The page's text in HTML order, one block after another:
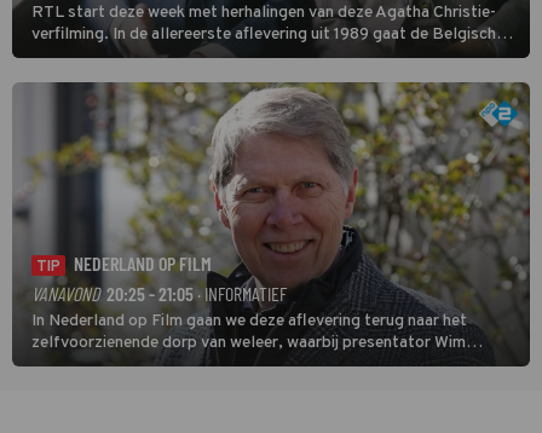
RTL start deze week met herhalingen van deze Agatha Christie-
verfilming. In de allereerste aflevering uit 1989 gaat de Belgische
speurder op zoek naar een vermiste kok. Poirot raakt al snel
verwikkeld in een moordzaak. (HH)
TIP
NEDERLAND OP FILM
VANAVOND 20:25 - 21:05· INFORMATIEF
In Nederland op Film gaan we deze aflevering terug naar het
zelfvoorzienende dorp van weleer, waarbij presentator Wim
Daniëls de kijkers meeneemt op reis door de tijd aan de hand van